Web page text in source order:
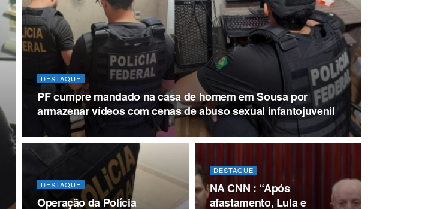
DESTAQUE
PF cumpre mandado na casa de homem em Sousa por
armazenar vídeos com cenas de abuso sexual infantojuvenil
DESTAQUE
Operação da Polícia
DESTAQUE
NA CNN : “Após
afastamento, Lula e